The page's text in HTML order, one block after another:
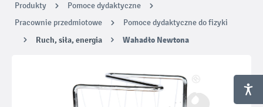
Produkty
Pomoce dydaktyczne
Pracownie przedmiotowe
Pomoce dydaktyczne do fizyki
Ruch, siła, energia Wahadło Newtona